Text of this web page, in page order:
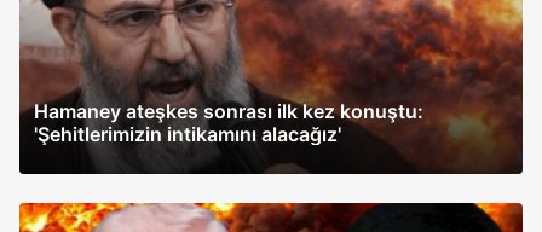
Hamaney ateşkes sonrası ilk kez konuştu:
'Şehitlerimizin intikamını alacağız'